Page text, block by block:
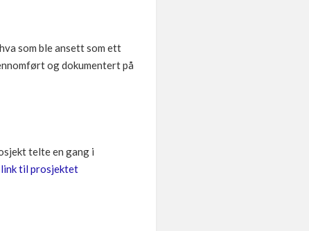
som ble ansett som ett
og dokumentert på
telte en gang i
link til prosjektet